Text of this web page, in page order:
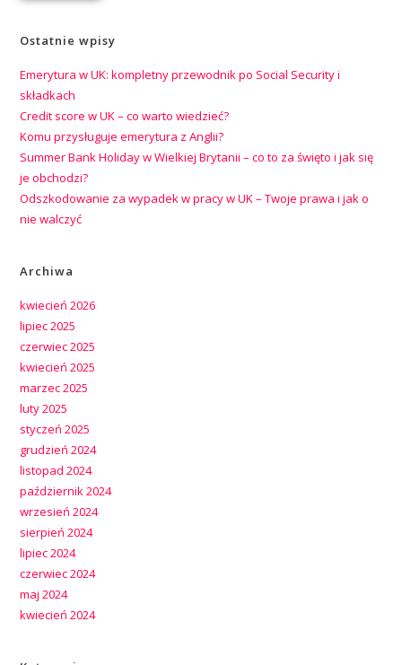
Ostatnie wpisy
Emerytura w UK: kompletny przewodnik po Social Security i
składkach
Credit score w UK – co warto wiedzieć?
Komu przysługuje emerytura z Anglii?
Summer Bank Holiday w Wielkiej Brytanii – co to za święto i jak się
je obchodzi?
Odszkodowanie za wypadek w pracy w UK – Twoje prawa i jak o
nie walczyć
Archiwa
kwiecień 2026
lipiec 2025
czerwiec 2025
kwiecień 2025
marzec 2025
luty 2025
styczeń 2025
grudzień 2024
listopad 2024
październik 2024
wrzesień 2024
sierpień 2024
lipiec 2024
czerwiec 2024
maj 2024
kwiecień 2024